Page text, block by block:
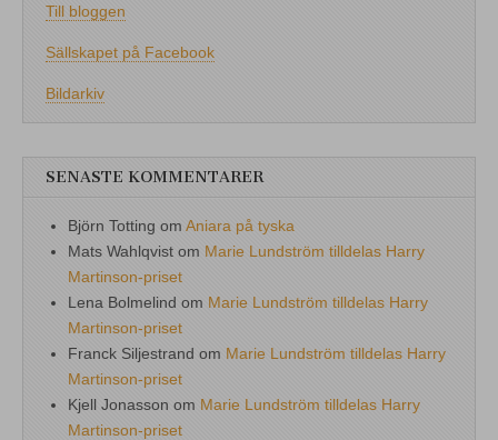
Till bloggen
Sällskapet på Facebook
Bildarkiv
SENASTE KOMMENTARER
Björn Totting om Aniara på tyska
Mats Wahlqvist om Marie Lundström tilldelas Harry
Martinson-priset
Lena Bolmelind om Marie Lundström tilldelas Harry
Martinson-priset
Franck Siljestrand om Marie Lundström tilldelas Harry
Martinson-priset
Kjell Jonasson om Marie Lundström tilldelas Harry
Martinson-priset